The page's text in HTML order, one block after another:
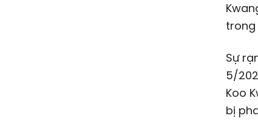
trong
Sự
5/
Koo
bị